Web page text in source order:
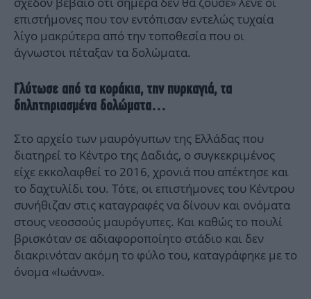
επιστήμονες που τον εντόπισαν εντελώς τυχαία
λίγο μακρύτερα από την τοποθεσία που οι
άγνωστοι πέταξαν τα δολώματα.
Γλύτωσε από τα κοράκια, την πυρκαγιά, τα
δηλητηριασμένα δολώματα…
Στο αρχείο των μαυρόγυπων της Ελλάδας που
διατηρεί το Κέντρο της Δαδιάς, ο συγκεκριμένος
είχε εκκολαφθεί το 2016, χρονιά που απέκτησε και
το δαχτυλίδι του. Τότε, οι επιστήμονες του Κέντρου
συνήθιζαν στις καταγραφές να δίνουν και ονόματα
στους νεοσσούς μαυρόγυπες. Και καθώς το πουλί
βρισκόταν σε αδιαφοροποίητο στάδιο και δεν
διακρινόταν ακόμη το φύλο του, καταγράφηκε με το
όνομα «Ιωάννα».